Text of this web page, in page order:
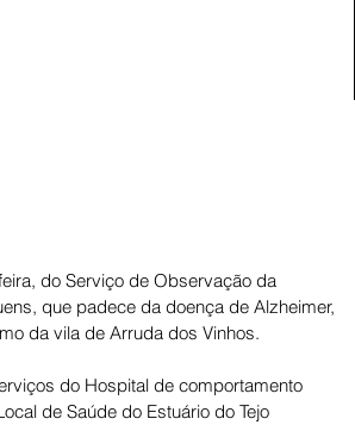
do Serviço de Observação da
que padece da doença de Alzheimer,
da vila de Arruda dos Vinhos.
do Hospital de comportamento
de Saúde do Estuário do Tejo